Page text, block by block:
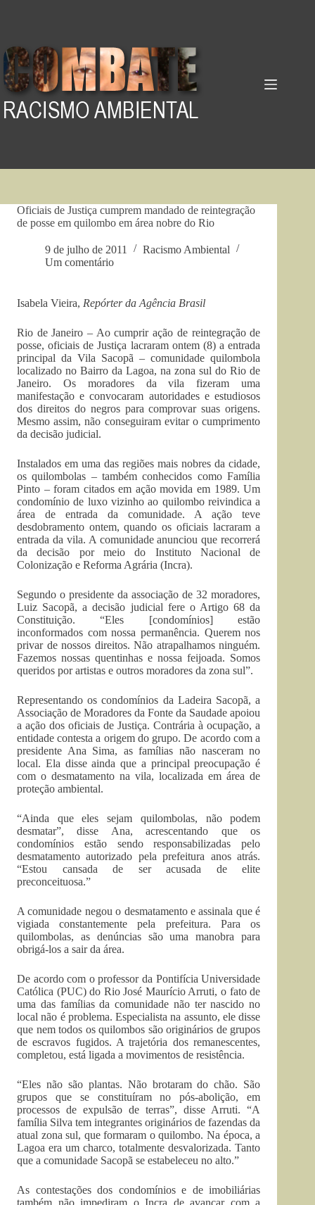
Oficiais de Justiça cumprem mandado de reintegração
de posse em quilombo em área nobre do Rio
9 de julho de 2011
Racismo Ambiental
Um comentário
Isabela Vieira, Repórter da Agência Brasil
Rio de Janeiro – Ao cumprir ação de reintegração de
posse, oficiais de Justiça lacraram ontem (8) a entrada
principal da Vila Sacopã – comunidade quilombola
localizado no Bairro da Lagoa, na zona sul do Rio de
Janeiro. Os moradores da vila fizeram uma
manifestação e convocaram autoridades e estudiosos
dos direitos do negros para comprovar suas origens.
Mesmo assim, não conseguiram evitar o cumprimento
da decisão judicial.
Instalados em uma das regiões mais nobres da cidade,
os quilombolas – também conhecidos como Família
Pinto – foram citados em ação movida em 1989. Um
condomínio de luxo vizinho ao quilombo reivindica a
área de entrada da comunidade. A ação teve
desdobramento ontem, quando os oficiais lacraram a
entrada da vila. A comunidade anunciou que recorrerá
da decisão por meio do Instituto Nacional de
Colonização e Reforma Agrária (Incra).
Segundo o presidente da associação de 32 moradores,
Luiz Sacopã, a decisão judicial fere o Artigo 68 da
Constituição. “Eles [condomínios] estão
inconformados com nossa permanência. Querem nos
privar de nossos direitos. Não atrapalhamos ninguém.
Fazemos nossas quentinhas e nossa feijoada. Somos
queridos por artistas e outros moradores da zona sul”.
Representando os condomínios da Ladeira Sacopã, a
Associação de Moradores da Fonte da Saudade apoiou
a ação dos oficiais de Justiça. Contrária à ocupação, a
entidade contesta a origem do grupo. De acordo com a
presidente Ana Sima, as famílias não nasceram no
local. Ela disse ainda que a principal preocupação é
com o desmatamento na vila, localizada em área de
proteção ambiental.
“Ainda que eles sejam quilombolas, não podem
desmatar”, disse Ana, acrescentando que os
condomínios estão sendo responsabilizadas pelo
desmatamento autorizado pela prefeitura anos atrás.
“Estou cansada de ser acusada de elite
preconceituosa.”
A comunidade negou o desmatamento e assinala que é
vigiada constantemente pela prefeitura. Para os
quilombolas, as denúncias são uma manobra para
obrigá-los a sair da área.
De acordo com o professor da Pontifícia Universidade
Católica (PUC) do Rio José Maurício Arruti, o fato de
uma das famílias da comunidade não ter nascido no
local não é problema. Especialista na assunto, ele disse
que nem todos os quilombos são originários de grupos
de escravos fugidos. A trajetória dos remanescentes,
completou, está ligada a movimentos de resistência.
“Eles não são plantas. Não brotaram do chão. São
grupos que se constituíram no pós-abolição, em
processos de expulsão de terras”, disse Arruti. “A
família Silva tem integrantes originários de fazendas da
atual zona sul, que formaram o quilombo. Na época, a
Lagoa era um charco, totalmente desvalorizada. Tanto
que a comunidade Sacopã se estabeleceu no alto.”
As contestações dos condomínios e de imobiliárias
também não impediram o Incra de avançar com a